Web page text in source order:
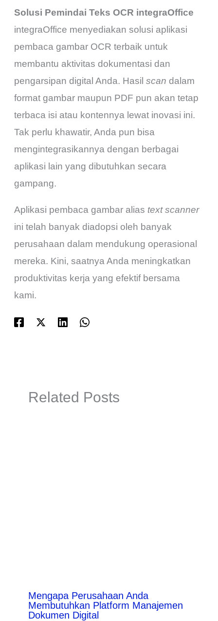
Solusi Pemindai Teks OCR integraOffice
integraOffice menyediakan solusi aplikasi
pembaca gambar OCR terbaik untuk
membantu aktivitas dokumentasi dan
pengarsipan digital Anda. Hasilscan dalam
format gambar maupun PDF pun akan tetap
terbaca isi atau kontennya lewat inovasi ini.
Tak perlu khawatir, Anda pun bisa
mengintegrasikannya dengan berbagai
aplikasi lain yang dibutuhkan secara
gampang.
Aplikasi pembaca gambar alias text scanner
ini telah banyak diadopsi oleh banyak
perusahaan dalam mendukung operasional
mereka. Kini, saatnya Anda meningkatkan
produktivitas kerja yang efektif bersama
kami.
Related Posts
Mengapa Perusahaan Anda
Membutuhkan Platform Manajemen
Dokumen Digital